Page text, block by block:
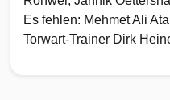
Es fehlen: Mehmet Ali
Torwart-Trainer Dirk